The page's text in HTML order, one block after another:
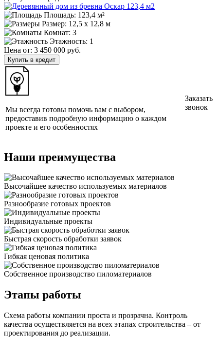
Площадь: 123,4 м²
Размер: 12,5 x 12,8 м
Комнат: 3
Этажность: 1
Цена от: 3 450 000 руб.
Купить в кредит
Мы всегда готовы помочь вам с выбором,
предоставив подробную информацию о каждом
проекте и его особенностях
Заказать
звонок
Наши преимущества
Высочайшее качество используемых материалов
Разнообразие готовых проектов
Индивидуальные проекты
Быстрая скорость обработки заявок
Гибкая ценовая политика
Cобственное производство пиломатериалов
Этапы работы
Схема работы компании проста и прозрачна. Контроль
качества осуществляется на всех этапах строительства – от
проектирования до реализации.